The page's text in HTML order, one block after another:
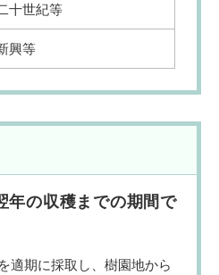
十世紀等
興等
年の収穫までの期間で
適期に採取し、樹園地から